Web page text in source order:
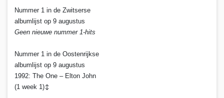
Nummer 1 in de Zwitserse
albumlijst op 9 augustus
Geen nieuwe nummer 1-hits
Nummer 1 in de Oostenrijkse
albumlijst op 9 augustus
1992: The One – Elton John
(1 week 1)↕